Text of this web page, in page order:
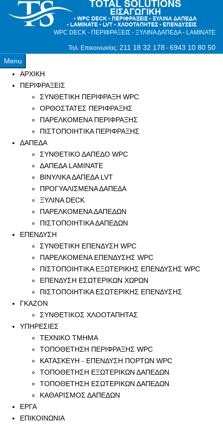
WPC DECK - ΠΕΡΙΦΡΑΞΕΙΣ - ΞΥΛΙΝΑ ΔΑΠΕΔΑ - LAMINATE
Τηλ. Επικοινωνίας: 211 18 32 178 - 6943 10 80 50
Menu
ΑΡΧΙΚΗ
ΠΕΡΙΦΡΑΞΕΙΣ
ΣΥΝΘΕΤΙΚΗ ΠΕΡΙΦΡΑΞΗ WPC
ΟΡΘΟΣΤΑΤΕΣ ΠΕΡΙΦΡΑΞΗΣ
ΠΑΡΕΛΚΟΜΕΝΑ ΠΕΡΙΦΡΑΞΗΣ
ΠΙΣΤΟΠΟΙΗΤΙΚΑ ΠΕΡΙΦΡΑΞΗΣ
ΔΑΠΕΔΑ
ΣΥΝΘΕΤΙΚΟ ΔΑΠΕΔΟ WPC
ΔΑΠΕΔΑ LAMINATE
ΒΙΝΥΛΙΚΑ ΔΑΠΕΔΑ LVT
ΠΡΟΓΥΑΛΙΣΜΕΝΑ ΔΑΠΕΔΑ
ΞΥΛΙΝΑ DECK
ΠΑΡΕΛΚΟΜΕΝΑ ΔΑΠΕΔΩΝ
ΠΙΣΤΟΠΟΙΗΤΙΚΑ ΔΑΠΕΔΩΝ
ΕΠΕΝΔΥΣΗ
ΣΥΝΘΕΤΙΚΗ ΕΠΕΝΔΥΣΗ WPC
ΠΑΡΕΛΚΟΜΕΝΑ ΕΠΕΝΔΥΣΗΣ WPC
ΠΙΣΤΟΠΟΙΗΤΙΚΑ ΕΞΩΤΕΡΙΚΗΣ ΕΠΕΝΔΥΣΗΣ WPC
ΕΠΕΝΔΥΣΗ ΕΣΩΤΕΡΙΚΩΝ ΧΩΡΩΝ
ΠΙΣΤΟΠΟΙΗΤΙΚΑ ΕΣΩΤΕΡΙΚΗΣ ΕΠΕΝΔΥΣΗΣ
ΓΚΑΖΟΝ
ΣΥΝΘΕΤΙΚΟΣ ΧΛΟΟΤΑΠΗΤΑΣ
ΥΠΗΡΕΣΙΕΣ
ΤΕΧΝΙΚΟ ΤΜΗΜΑ
ΤΟΠΟΘΕΤΗΣΗ ΠΕΡΙΦΡΑΞΗΣ WPC
ΚΑΤΑΣΚΕΥΗ - ΕΠΕΝΔΥΣΗ ΠΟΡΤΩΝ WPC
ΤΟΠΟΘΕΤΗΣΗ ΕΞΩΤΕΡΙΚΩΝ ΔΑΠΕΔΩΝ
ΤΟΠΟΘΕΤΗΣΗ ΕΣΩΤΕΡΙΚΩΝ ΔΑΠΕΔΩΝ
ΚΑΘΑΡΙΣΜΟΣ ΔΑΠΕΔΩΝ
ΕΡΓΑ
ΕΠΙΚΟΙΝΩΝΙΑ